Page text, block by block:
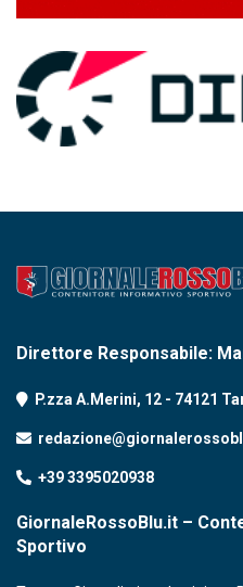
Direttore Responsabile:
P.zza A.Merini, 12 - 74121
+39 3395020938
GiornaleRossoBlu.it –
Sportivo